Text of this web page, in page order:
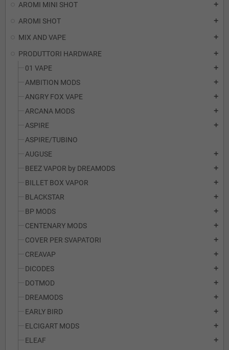
AROMI MINI SHOT add
AROMI SHOT add
MIX AND VAPE add
PRODUTTORI HARDWARE add
01 VAPE add
AMBITION MODS add
ANGRY FOX VAPE add
ARCANA MODS add
ASPIRE add
ASPIRE/TUBINO
AUGUSE
add
BEEZ VAPOR by DREAMODS add
BILLET BOX VAPOR add
BLACKSTAR add
BP MODS add
CENTENARY MODS add
COVER PER SVAPATORI add
CREAVAP add
DICODES add
DOTMOD add
DREAMODS add
EARLY BIRD add
ELCIGART MODS add
ELEAF add